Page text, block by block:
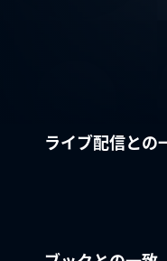
ライブ配信との